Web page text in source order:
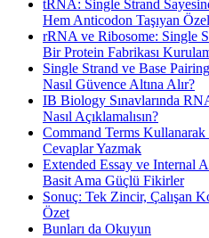
tRNA: Single Strand
Hem Anticodon Taşıyan
rRNA ve Ribosome: Single
Bir Protein Fabrikası
Single Strand ve Base
Nasıl Güvence Altına Alır?
IB Biology Sınavlarında
Nasıl Açıklamalısın?
Command Terms Kullanarak
Cevaplar Yazmak
Extended Essay ve Internal
Basit Ama Güçlü Fikirler
Sonuç: Tek Zincir, Çalışan
Özet
Bunları da Okuyun